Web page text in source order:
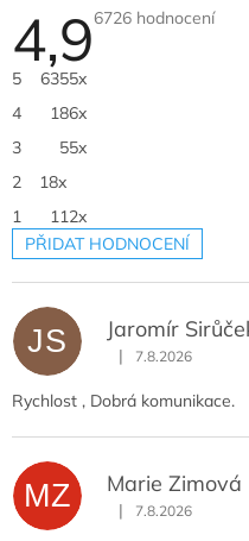
4,9Průměrné
6726 hodnocení
5
6355x
4
186x
3
55x
2
18x
1
112x
PŘIDAT HODNOCENÍ
p
i
s
h
n
o
JS Jaromír
Hodnocení
| 7.8.2026
Rychlost , Dobrá komunikace.
MZ Marie Zimová
Hodnocení
| 7.8.2026